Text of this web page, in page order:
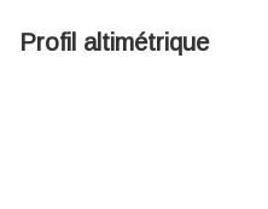
Profil altimétrique